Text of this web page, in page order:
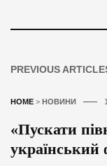
PREVIOUS
HOME > НОВИНИ
«Пускати
український